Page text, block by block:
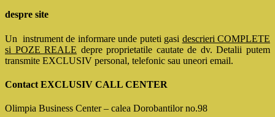
despre site
Un instrument de informare unde puteti gasi descrieri COMPLETE
si POZE REALE depre proprietatile cautate de dv. Detalii putem
transmite EXCLUSIV personal, telefonic sau uneori email.
Contact EXCLUSIV CALL CENTER
Olimpia Business Center – calea Dorobantilor no.98